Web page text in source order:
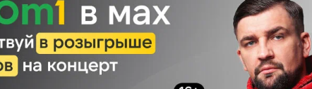
Размещение рекламы Телеграм